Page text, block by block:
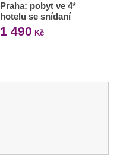
Praha: pobyt ve 4*
hotelu se snídaní
1 490 Kč